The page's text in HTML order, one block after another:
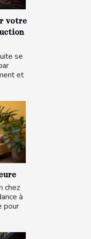
votre
se
et
chez
à
pour